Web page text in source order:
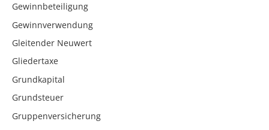
Gewinnbeteiligung
Gewinnverwendung
Gleitender Neuwert
Gliedertaxe
Grundkapital
Grundsteuer
Gruppenversicherung